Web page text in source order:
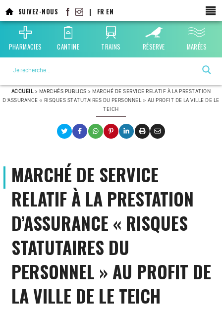
au
contenu
principal
SUIVEZ-NOUS | FR EN
PHARMACIES CANTINE TRAINS RÉSERVE MARÉES
ACCUEIL> MARCHÉS PUBLICS > MARCHÉ DE SERVICE RELATIF À LA PRESTATION
D’ASSURANCE « RISQUES STATUTAIRES DU PERSONNEL » AU PROFIT DE LA VILLE DE LE
TEICH
MARCHÉ DE SERVICE
RELATIF À LA PRESTATION
D’ASSURANCE « RISQUES
STATUTAIRES DU
PERSONNEL » AU PROFIT DE
LA VILLE DE LE TEICH